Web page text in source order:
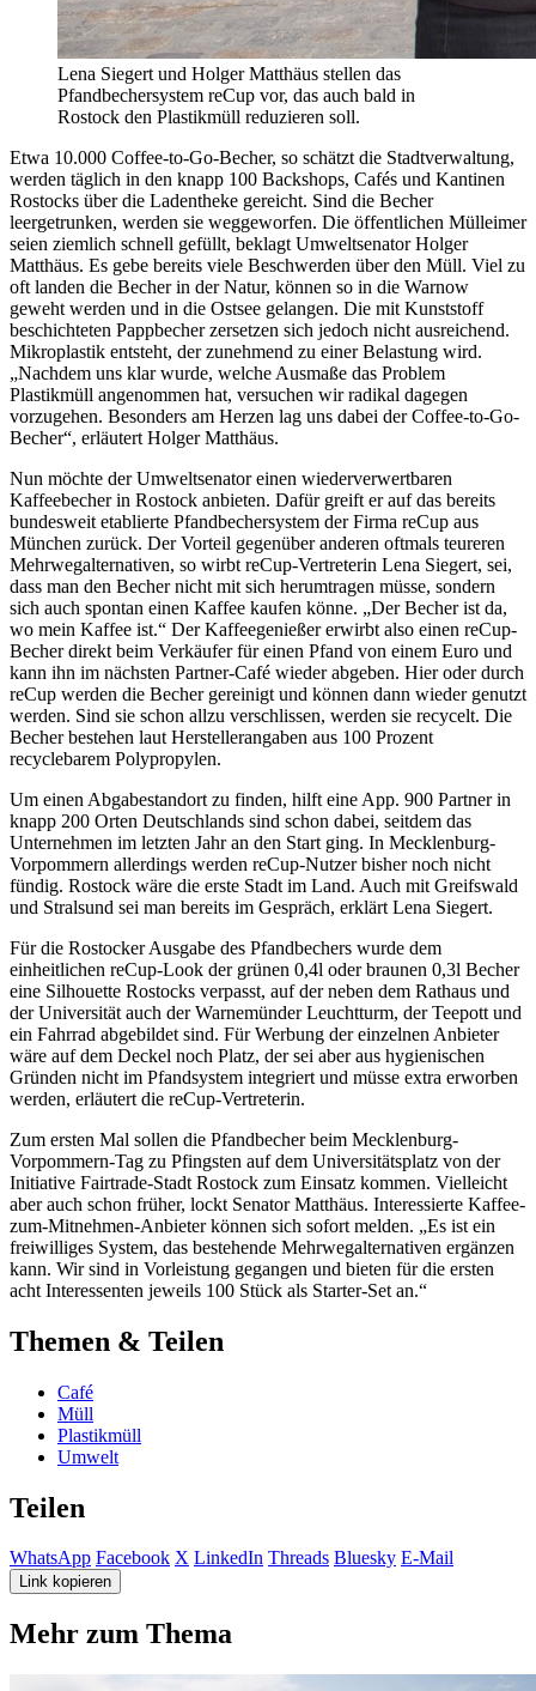
Lena Siegert und Holger Matthäus stellen das
Pfandbechersystem reCup vor, das auch bald in
Rostock den Plastikmüll reduzieren soll.
Etwa 10.000 Coffee-to-Go-Becher, so schätzt die Stadtverwaltung,
werden täglich in den knapp 100 Backshops, Cafés und Kantinen
Rostocks über die Ladentheke gereicht. Sind die Becher
leergetrunken, werden sie weggeworfen. Die öffentlichen Mülleimer
seien ziemlich schnell gefüllt, beklagt Umweltsenator Holger
Matthäus. Es gebe bereits viele Beschwerden über den Müll. Viel zu
oft landen die Becher in der Natur, können so in die Warnow
geweht werden und in die Ostsee gelangen. Die mit Kunststoff
beschichteten Pappbecher zersetzen sich jedoch nicht ausreichend.
Mikroplastik entsteht, der zunehmend zu einer Belastung wird.
„Nachdem uns klar wurde, welche Ausmaße das Problem
Plastikmüll angenommen hat, versuchen wir radikal dagegen
vorzugehen. Besonders am Herzen lag uns dabei der Coffee-to-Go-
Becher“, erläutert Holger Matthäus.
Nun möchte der Umweltsenator einen wiederverwertbaren
Kaffeebecher in Rostock anbieten. Dafür greift er auf das bereits
bundesweit etablierte Pfandbechersystem der Firma reCup aus
München zurück. Der Vorteil gegenüber anderen oftmals teureren
Mehrwegalternativen, so wirbt reCup-Vertreterin Lena Siegert, sei,
dass man den Becher nicht mit sich herumtragen müsse, sondern
sich auch spontan einen Kaffee kaufen könne. „Der Becher ist da,
wo mein Kaffee ist.“ Der Kaffeegenießer erwirbt also einen reCup-
Becher direkt beim Verkäufer für einen Pfand von einem Euro und
kann ihn im nächsten Partner-Café wieder abgeben. Hier oder durch
reCup werden die Becher gereinigt und können dann wieder genutzt
werden. Sind sie schon allzu verschlissen, werden sie recycelt. Die
Becher bestehen laut Herstellerangaben aus 100 Prozent
recyclebarem Polypropylen.
Um einen Abgabestandort zu finden, hilft eine App. 900 Partner in
knapp 200 Orten Deutschlands sind schon dabei, seitdem das
Unternehmen im letzten Jahr an den Start ging. In Mecklenburg-
Vorpommern allerdings werden reCup-Nutzer bisher noch nicht
fündig. Rostock wäre die erste Stadt im Land. Auch mit Greifswald
und Stralsund sei man bereits im Gespräch, erklärt Lena Siegert.
Für die Rostocker Ausgabe des Pfandbechers wurde dem
einheitlichen reCup-Look der grünen 0,4l oder braunen 0,3l Becher
eine Silhouette Rostocks verpasst, auf der neben dem Rathaus und
der Universität auch der Warnemünder Leuchtturm, der Teepott und
ein Fahrrad abgebildet sind. Für Werbung der einzelnen Anbieter
wäre auf dem Deckel noch Platz, der sei aber aus hygienischen
Gründen nicht im Pfandsystem integriert und müsse extra erworben
werden, erläutert die reCup-Vertreterin.
Zum ersten Mal sollen die Pfandbecher beim Mecklenburg-
Vorpommern-Tag zu Pfingsten auf dem Universitätsplatz von der
Initiative Fairtrade-Stadt Rostock zum Einsatz kommen. Vielleicht
aber auch schon früher, lockt Senator Matthäus. Interessierte Kaffee-
zum-Mitnehmen-Anbieter können sich sofort melden. „Es ist ein
freiwilliges System, das bestehende Mehrwegalternativen ergänzen
kann. Wir sind in Vorleistung gegangen und bieten für die ersten
acht Interessenten jeweils 100 Stück als Starter-Set an.“
Themen & Teilen
Café
Müll
Plastikmüll
Umwelt
Teilen
WhatsApp Facebook X LinkedIn Threads Bluesky E-Mail
Link kopieren
Mehr zum Thema